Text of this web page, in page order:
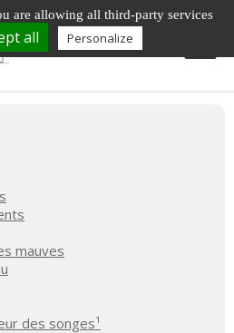
mauves
des songes¹
are allowing all third-party services
all Personalize